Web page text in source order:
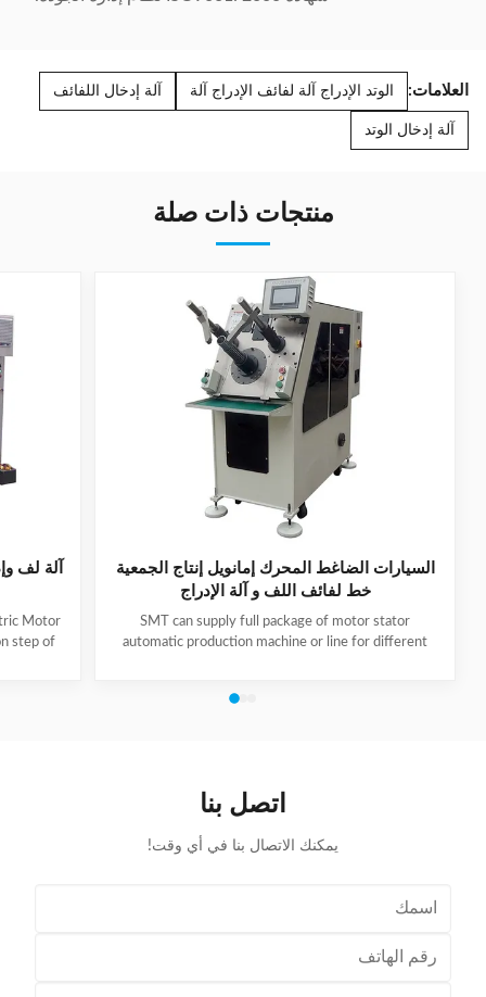
العلامات: الوتد الإدراج آلة لفائف الإدراج آلة آلة إدخال اللفائف
آلة إدخال الوتد
منتجات ذات صلة
السيارات الضاغط المحرك إمانويل إنتاج الجمعية
خط لفائف اللف و آلة الإدراج
SMT can supply full package of motor stator
automatic production machine or line for different
production line including paper inserting machine, coil
inserting machine,
Motor
step of
اتصل بنا
يمكنك الاتصال بنا في أي وقت!